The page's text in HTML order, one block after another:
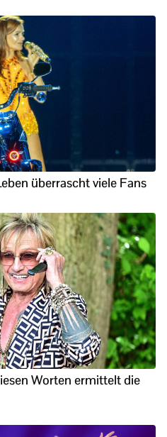
überrascht viele Fans
Worten ermittelt die